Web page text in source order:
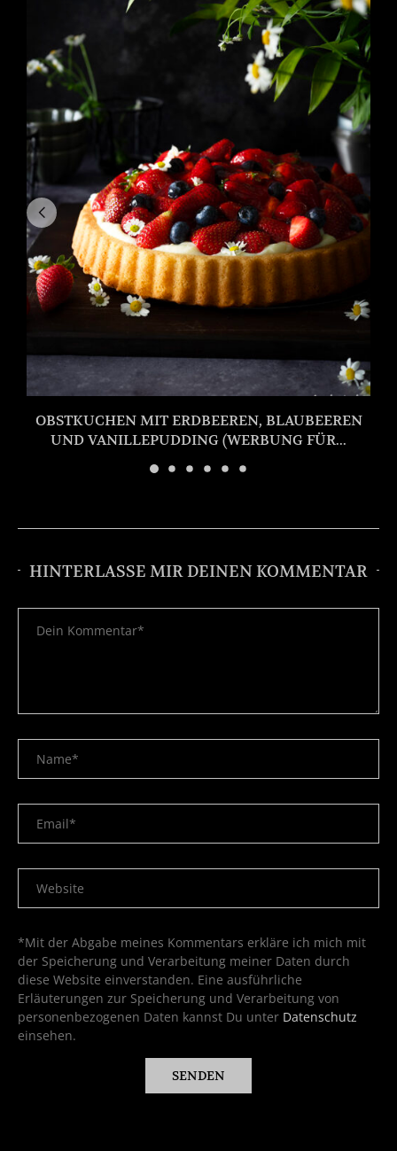
OBSTKUCHEN MIT ERDBEEREN, BLAUBEEREN
UND VANILLEPUDDING (WERBUNG FÜR...
HINTERLASSE MIR DEINEN KOMMENTAR
*Mit der Abgabe meines Kommentars erkläre ich mich mit
der Speicherung und Verarbeitung meiner Daten durch
diese Website einverstanden. Eine ausführliche
Erläuterungen zur Speicherung und Verarbeitung von
personenbezogenen Daten kannst Du unter Datenschutz
einsehen.